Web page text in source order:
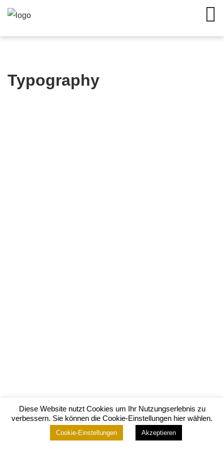
Typography
Diese Website nutzt Cookies um Ihr Nutzungserlebnis zu
verbessern. Sie können die Cookie-Einstellungen hier wählen.
Cookie-Einstellungen Akzeptieren